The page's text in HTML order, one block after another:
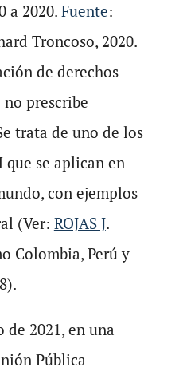
a 2020. Fuente:
Troncoso, 2020.
de derechos
prescribe
trata de uno de los
que se aplican en
con ejemplos
(Ver: ROJAS J.
Colombia, Perú y
de 2021, en una
Pública